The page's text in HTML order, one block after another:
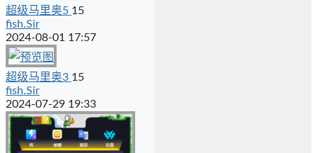
超级马里奥5 15
fish.Sir
2024-08-01 17:57
超级马里奥3 15
fish.Sir
2024-07-29 19:33